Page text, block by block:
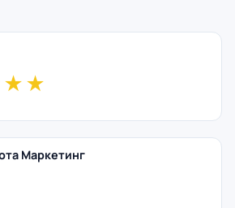
★★
Маркетинг